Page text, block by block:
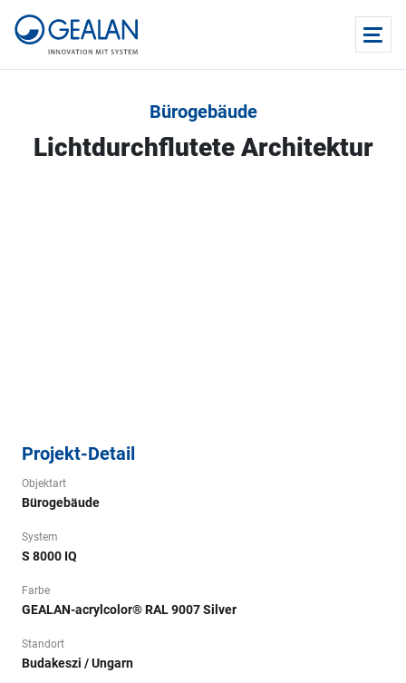
Bürogebäude
Lichtdurchflutete Architektur
Projekt-Detail
Objektart
Bürogebäude
System
S 8000 IQ
Farbe
GEALAN-acrylcolor® RAL 9007 Silver
Standort
Budakeszi / Ungarn